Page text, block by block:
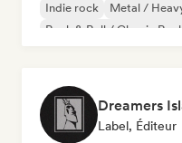
Indie rock
Metal /
Rock & Roll / Classic Rock
Dreamers
Label, Éditeur